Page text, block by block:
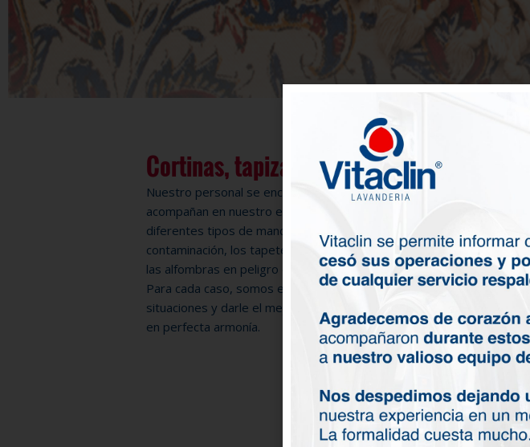
Cortinas, tapizados, alfombras y tapetes
Nuestro personal se encarga de estas piezas textiles que nos
acompañan en nuestro entorno diario, y que están expuestas a
diferentes tipos de manchas. Las cortinas expuestas al humo de la
contaminación, los tapetes en contacto con la suciedad de la calle y
las alfombras en peligro de absorber una copa de vino que se cae.
Para cada caso, somos expertos en saber cómo combatir estas
situaciones y darle el mejor tratamiento a tu entorno para que quede
en perfecta armonía.